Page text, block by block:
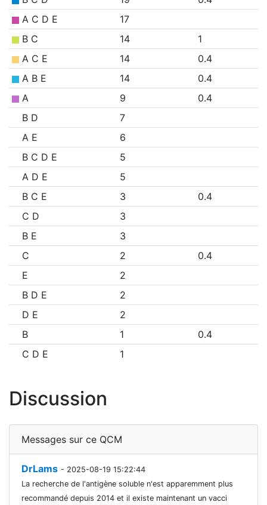
A C D E
17
B C
14
1
A C E
14
0.4
A B E
14
0.4
A
9
0.4
B D
7
A E
6
B C D E
5
A D E
5
B C E
3
0.4
C D
3
B E
3
C
2
0.4
E
2
B D E
2
D E
2
B
1
0.4
C D E
1
Discussion
Messages sur ce QCM
DrLams - 2025-08-19 15:22:44
La recherche de l'antigène soluble n'est apparemment plus
recommandé depuis 2014 et il existe maintenant un vacci